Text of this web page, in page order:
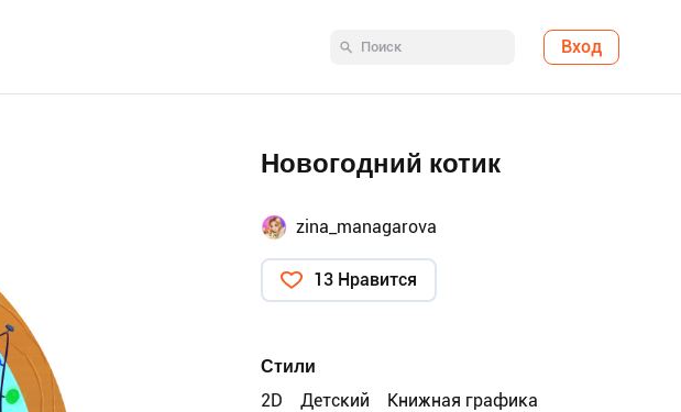
Вход
Новогодний котик
zina_managarova
13 Нравится
Стили
2D
Детский Книжная графика